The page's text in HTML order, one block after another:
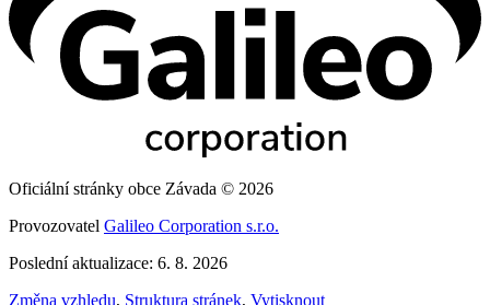
Oficiální stránky obce Závada © 2026
Provozovatel Galileo Corporation s.r.o.
Poslední aktualizace: 6. 8. 2026
Změna vzhledu, Struktura stránek, Vytisknout